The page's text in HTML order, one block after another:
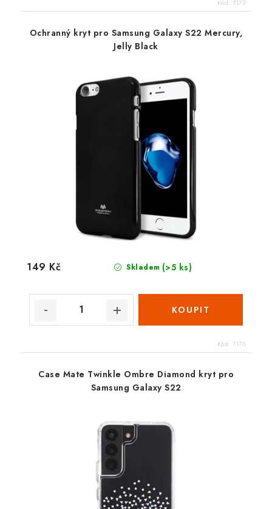
Kód: 7173
Ochranný kryt pro Samsung Galaxy S22 Mercury,
Jelly Black
Skladem (>5 ks)
149 Kč
Kód: 7170
Case Mate Twinkle Ombre Diamond kryt pro
Samsung Galaxy S22